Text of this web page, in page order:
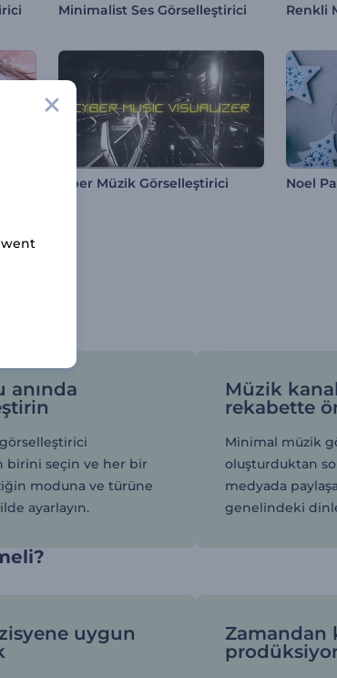
Minimalist Ses Görselleştirici Renkli
Siber Müzik Görselleştirici Noel
anında
birini seçin ve her bir
moduna ve türüne
ayarlayın.
Müzik
rekabette
Minimal müzik
oluşturduktan
medyada
genelindeki
uygun
Zamandan
went